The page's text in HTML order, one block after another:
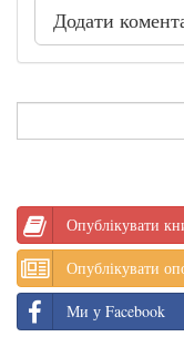
Додати
Опублікувати
Опублікувати
Ми у Facebook